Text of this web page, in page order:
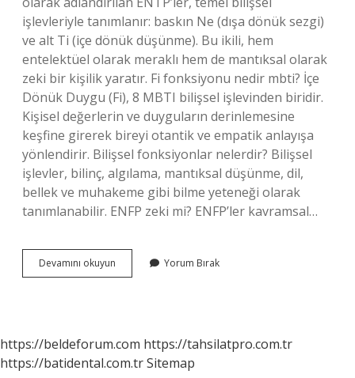
işlevleriyle tanımlanır: baskın Ne (dışa dönük sezgi)
ve alt Ti (içe dönük düşünme). Bu ikili, hem
entelektüel olarak meraklı hem de mantıksal olarak
zeki bir kişilik yaratır. Fi fonksiyonu nedir mbti? İçe
Dönük Duygu (Fi), 8 MBTI bilişsel işlevinden biridir.
Kişisel değerlerin ve duyguların derinlemesine
keşfine girerek bireyi otantik ve empatik anlayışa
yönlendirir. Bilişsel fonksiyonlar nelerdir? Bilişsel
işlevler, bilinç, algılama, mantıksal düşünme, dil,
bellek ve muhakeme gibi bilme yeteneği olarak
tanımlanabilir. ENFP zeki mi? ENFP’ler kavramsal…
Devamını okuyun
Hangi
Yorum Bırak
https://beldeforum.com https://tahsilatpro.com.tr
https://batidental.com.trSitemap